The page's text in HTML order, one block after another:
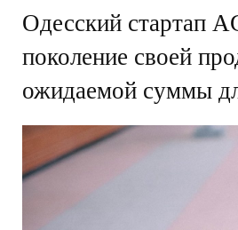
Одесский стартап
поколение своей
ожидаемой суммы